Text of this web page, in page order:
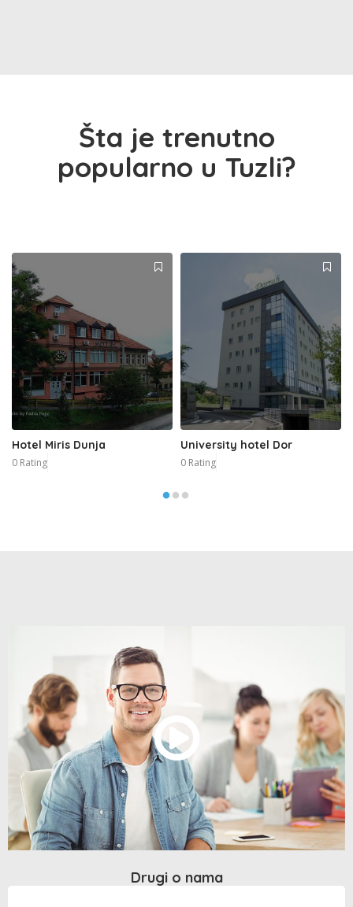
Šta je trenutno
popularno u Tuzli?
Hotel Miris Dunja
0 Rating
University hotel Dor
0 Rating
Drugi o nama